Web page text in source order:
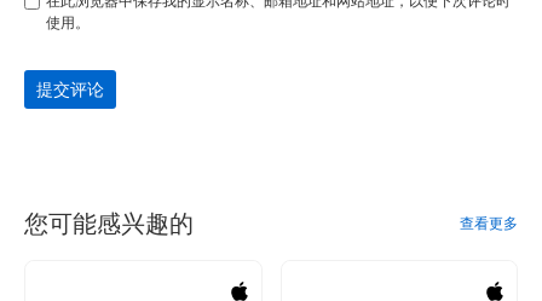
使用。
提交评论
您可能感兴趣的 查看更多